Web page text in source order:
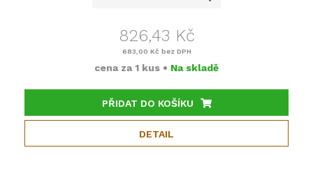
826,43 Kč
683,00 Kč bez DPH
cena za 1 kus • Na skladě
PŘIDAT DO KOŠÍKU
DETAIL